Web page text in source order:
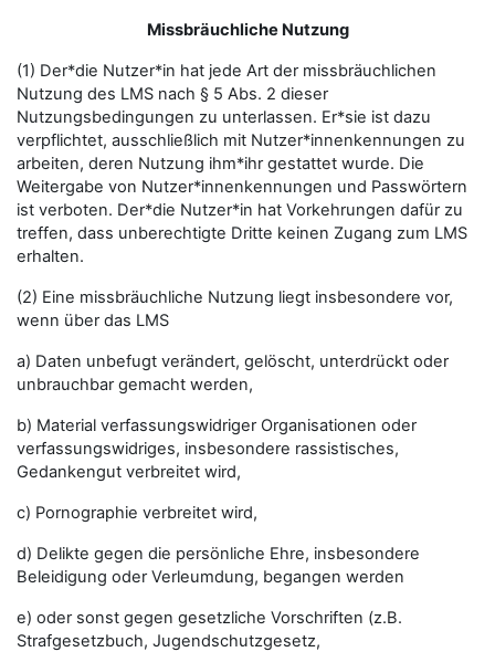
Missbräuchliche Nutzung
(1) Der*die Nutzer*in hat jede Art der missbräuchlichen
Nutzung des LMS nach § 5 Abs. 2 dieser
Nutzungsbedingungen zu unterlassen. Er*sie ist dazu
verpflichtet, ausschließlich mit Nutzer*innenkennungen zu
arbeiten, deren Nutzung ihm*ihr gestattet wurde. Die
Weitergabe von Nutzer*innenkennungen und Passwörtern
ist verboten. Der*die Nutzer*in hat Vorkehrungen dafür zu
treffen, dass unberechtigte Dritte keinen Zugang zum LMS
erhalten.
(2) Eine missbräuchliche Nutzung liegt insbesondere vor,
wenn über das LMS
a) Daten unbefugt verändert, gelöscht, unterdrückt oder
unbrauchbar gemacht werden,
b) Material verfassungswidriger Organisationen oder
verfassungswidriges, insbesondere rassistisches,
Gedankengut verbreitet wird,
c) Pornographie verbreitet wird,
d) Delikte gegen die persönliche Ehre, insbesondere
Beleidigung oder Verleumdung, begangen werden
e) oder sonst gegen gesetzliche Vorschriften (z.B.
Strafgesetzbuch, Jugendschutzgesetz,